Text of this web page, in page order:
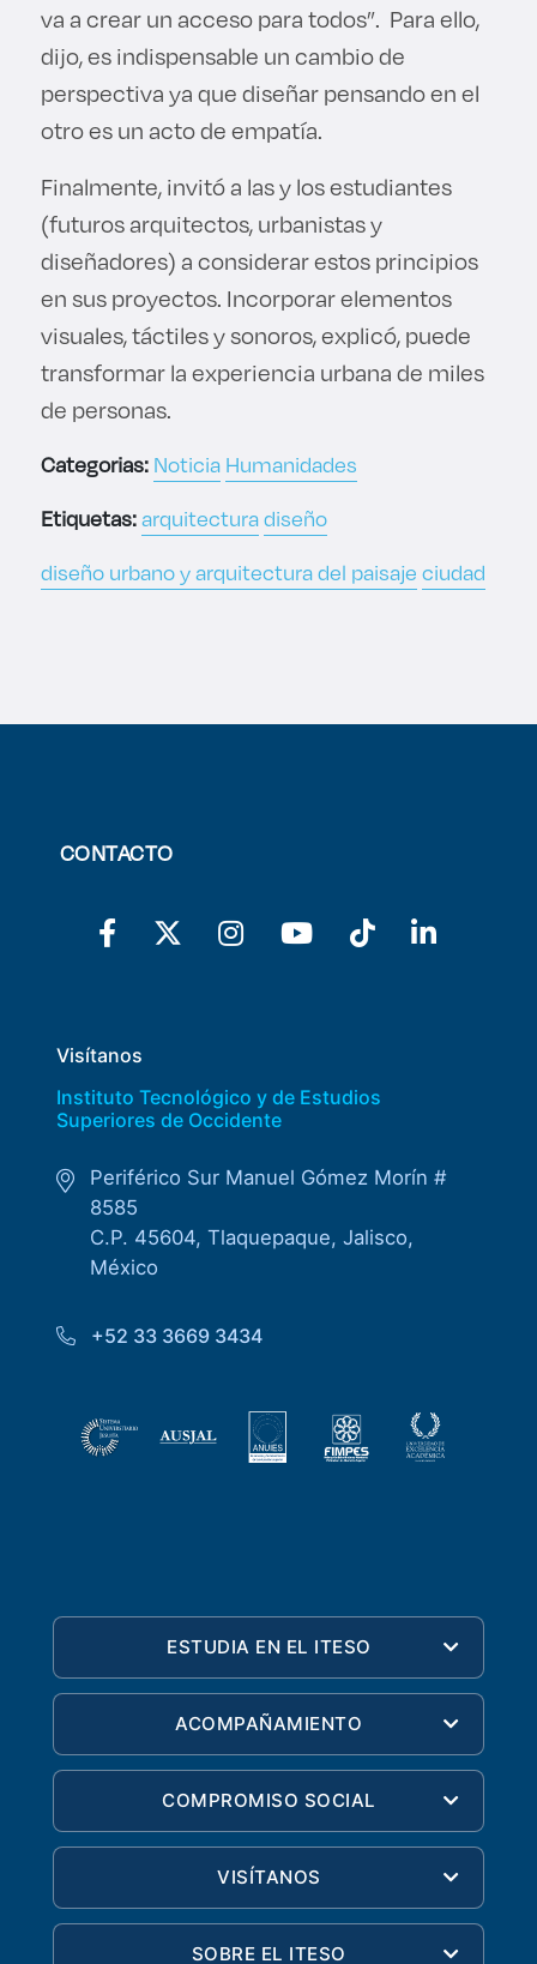
va a crear un acceso para todos”. Para ello,
dijo, es indispensable un cambio de
perspectiva ya que diseñar pensando en el
otro es un acto de empatía.
Finalmente, invitó a las y los estudiantes
(futuros arquitectos, urbanistas y
diseñadores) a considerar estos principios
en sus proyectos. Incorporar elementos
visuales, táctiles y sonoros, explicó, puede
transformar la experiencia urbana de miles
de personas.
Categorias:Noticia Humanidades
Etiquetas:arquitecturadiseño
diseño urbano y arquitectura del paisajeciudad
CONTACTO
Visítanos
Instituto Tecnológico y de Estudios
Superiores de Occidente
Periférico Sur Manuel Gómez Morín #
8585
C.P. 45604, Tlaquepaque, Jalisco,
México
+52 33 3669 3434
ESTUDIA EN EL ITESO
ACOMPAÑAMIENTO
COMPROMISO SOCIAL
VISÍTANOS
SOBRE EL ITESO